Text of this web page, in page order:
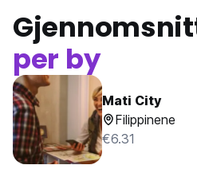
per by
Mati City
Filippinene
€6.31